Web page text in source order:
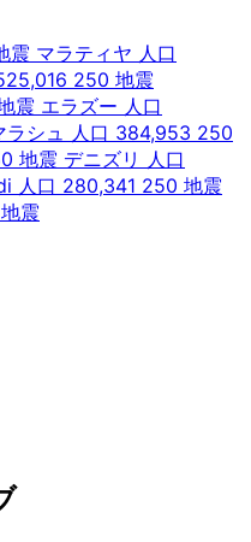
震 マラティヤ 人口
250 地震
震 エラズー 人口
シュ 人口 384,953 250
地震 デニズリ 人口
人口 280,341 250 地震
震